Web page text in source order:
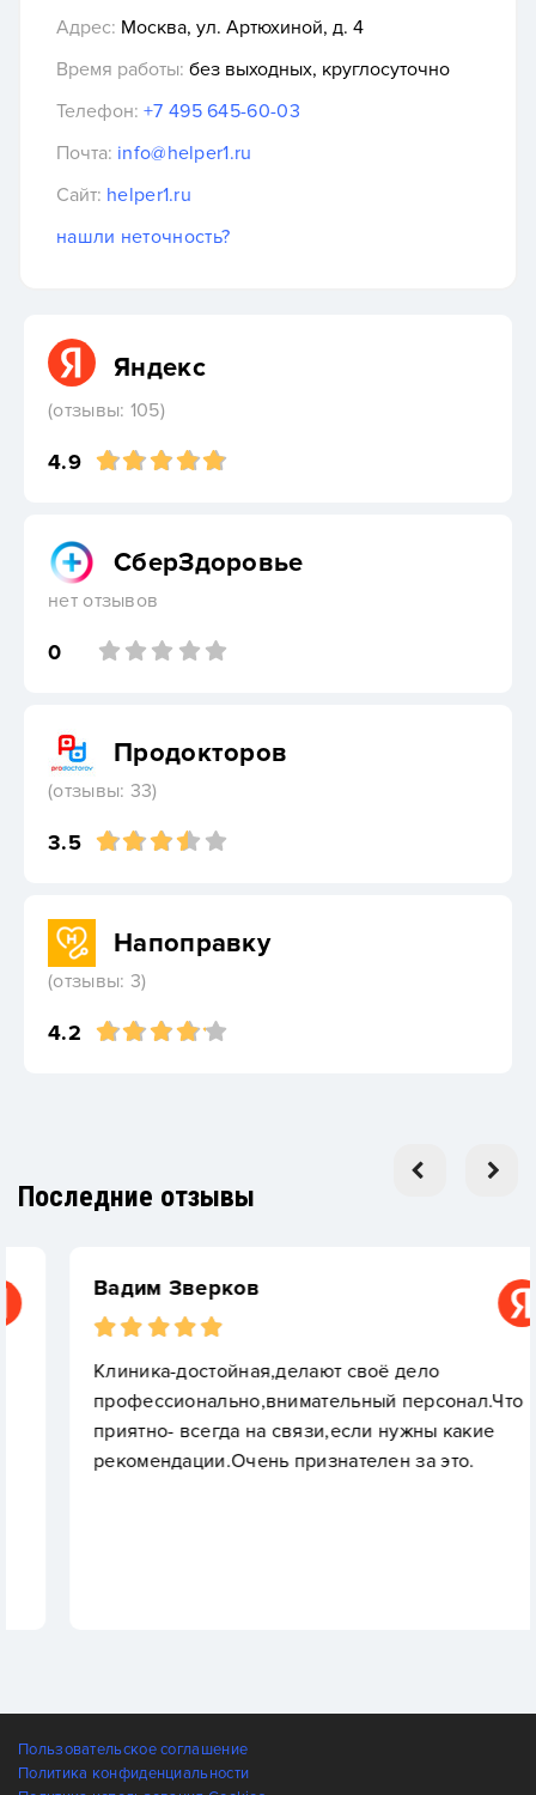
Адрес: Москва, ул. Артюхиной, д. 4
Время работы: без выходных, круглосуточно
Телефон: +7 495 645-60-03
Почта: info@helper1.ru
Сайт: helper1.ru
нашли неточность?
Яндекс
(отзывы: 105)
4.9
СберЗдоровье
нет отзывов
0
Продокторов
(отзывы: 33)
3.5
Напоправку
(отзывы: 3)
4.2
Последние отзывы
Вадим Зверков
Клиника-достойная,делают своё дело
профессионально,внимательный персонал.Что
приятно- всегда на связи,если нужны какие
рекомендации.Очень признателен за это.
Пользовательское соглашение
Политика конфиденциальности